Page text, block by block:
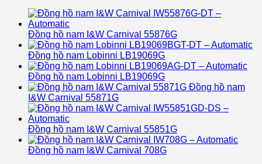
Đồng hồ nam I&W Carnival 55876G
Đồng hồ nam Lobinni LB19069G
Đồng hồ nam Lobinni LB19069G
Đồng hồ nam
I&W Carnival 55871G
Đồng hồ nam I&W Carnival 55851G
Đồng hồ nam I&W Carnival 708G